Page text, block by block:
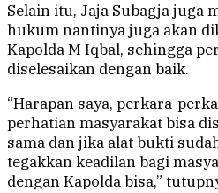
Selain itu, Jaja Subagja juga
hukum nantinya juga akan
Kapolda M Iqbal, sehingga
diselesaikan dengan baik.
“Harapan saya, perkara-
perhatian masyarakat bisa
sama dan jika alat bukti
tegakkan keadilan bagi
dengan Kapolda bisa,”